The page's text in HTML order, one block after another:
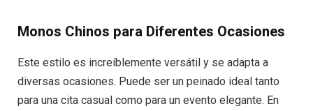
Monos Chinos para Diferentes Ocasiones
Este estilo es increíblemente versátil y se adapta a
diversas ocasiones. Puede ser un peinado ideal tanto
para una cita casual como para un evento elegante. En